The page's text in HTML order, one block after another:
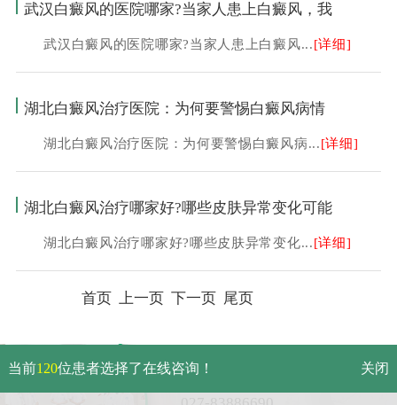
武汉白癜风的医院哪家?当家人患上白癜风，我
武汉白癜风的医院哪家?当家人患上白癜风...[详细]
湖北白癜风治疗医院：为何要警惕白癜风病情
湖北白癜风治疗医院：为何要警惕白癜风病...[详细]
湖北白癜风治疗哪家好?哪些皮肤异常变化可能
湖北白癜风治疗哪家好?哪些皮肤异常变化...[详细]
首页 上一页 下一页 尾页
武汉市硚口区解放大道479号
免费电话：
当前120位患者选择了在线咨询！ 关闭